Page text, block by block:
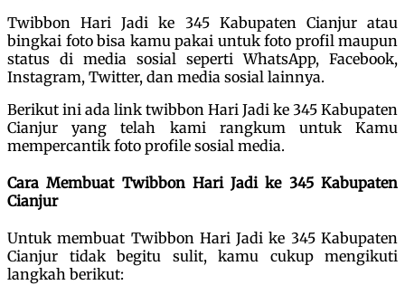
Twibbon Hari Jadi ke 345 Kabupaten Cianjur atau
bingkai foto bisa kamu pakai untuk foto profil maupun
status di media sosial seperti WhatsApp, Facebook,
Instagram, Twitter, dan media sosial lainnya.
Berikut ini ada link twibbon Hari Jadi ke 345 Kabupaten
Cianjur yang telah kami rangkum untuk Kamu
mempercantik foto profile sosial media.
Cara Membuat Twibbon Hari Jadi ke 345 Kabupaten
Cianjur
Untuk membuat Twibbon Hari Jadi ke 345 Kabupaten
Cianjur tidak begitu sulit, kamu cukup mengikuti
langkah berikut: